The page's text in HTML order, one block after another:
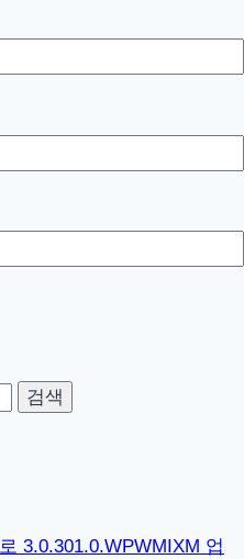
3.0.301.0.WPWMIXM 업